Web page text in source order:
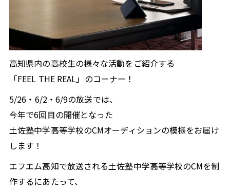
高知県内の高校生の様々な活動をご紹介する
「FEEL THE REAL」のコーナー！
5/26・6/2・6/9の放送では、
今年で6回目の開催となった
土佐塾中学高等学校のCMオーディションの模様をお届け
します！
エフエム高知で放送される土佐塾中学高等学校のCMを制
作するにあたって、